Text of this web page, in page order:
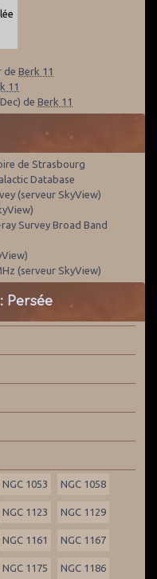
de Berk 11
11
de Berk 11
de Strasbourg
Database
(serveur SkyView)
Survey Broad Band
(serveur SkyView)
Persée
NGC 1053 NGC 1058
NGC 1123 NGC 1129
NGC 1161 NGC 1167
NGC 1175 NGC 1186